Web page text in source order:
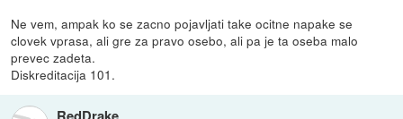
Ne vem, ampak ko se zacno pojavljati take ocitne napake se
clovek vprasa, ali gre za pravo osebo, ali pa je ta oseba malo
prevec zadeta.
Diskreditacija 101.
RedDrake